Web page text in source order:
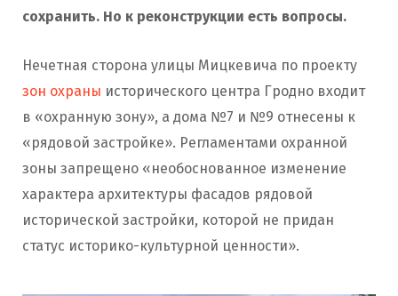
сохранить. Но к реконструкции есть вопросы.
Нечетная сторона улицы Мицкевича по проекту
зон охраны исторического центра Гродно входит
в «охранную зону», а дома №7 и №9 отнесены к
«рядовой застройке». Регламентами охранной
зоны запрещено «необоснованное изменение
характера архитектуры фасадов рядовой
исторической застройки, которой не придан
статус историко-культурной ценности».